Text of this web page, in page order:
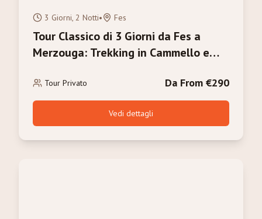
3 Giorni, 2 Notti• Fes
Tour Classico di 3 Giorni da Fes a
Merzouga: Trekking in Cammello e
Tour Privato Da From €290
Vedi dettagli